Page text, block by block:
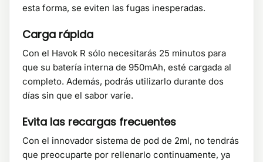
esta forma, se eviten las fugas inesperadas.
Carga rápida
Con el Havok R sólo necesitarás 25 minutos para
que su batería interna de 950mAh, esté cargada al
completo. Además, podrás utilizarlo durante dos
días sin que el sabor varíe.
Evita las recargas frecuentes
Con el innovador sistema de pod de 2ml, no tendrás
que preocuparte por rellenarlo continuamente, ya